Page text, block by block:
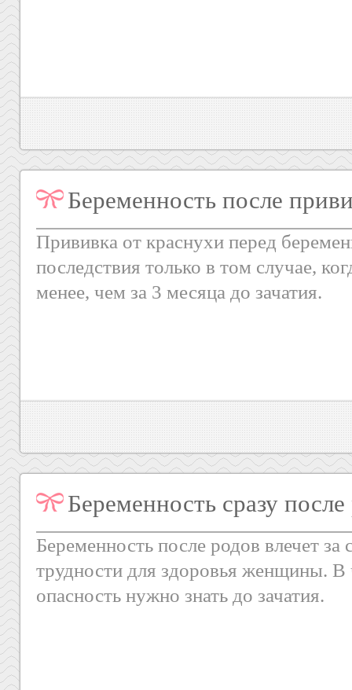
Беременность после
Прививка от краснухи перед
последствия только в том случае,
менее, чем за 3 месяца до зачатия.
Беременность сразу
Беременность после родов влечет за
трудности для здоровья женщины. В
опасность нужно знать до зачатия.